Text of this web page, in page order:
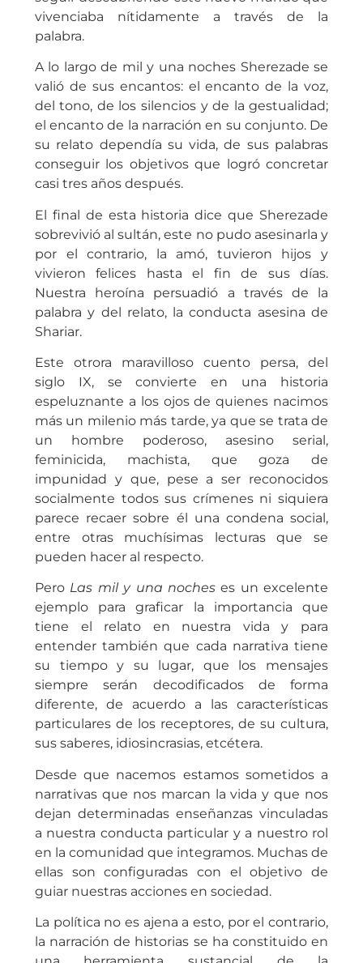
vivenciaba nítidamente a través de la
palabra.
A lo largo de mil y una noches Sherezade se
valió de sus encantos: el encanto de la voz,
del tono, de los silencios y de la gestualidad;
el encanto de la narración en su conjunto. De
su relato dependía su vida, de sus palabras
conseguir los objetivos que logró concretar
casi tres años después.
El final de esta historia dice que Sherezade
sobrevivió al sultán, este no pudo asesinarla y
por el contrario, la amó, tuvieron hijos y
vivieron felices hasta el fin de sus días.
Nuestra heroína persuadió a través de la
palabra y del relato, la conducta asesina de
Shariar.
Este otrora maravilloso cuento persa, del
siglo IX, se convierte en una historia
espeluznante a los ojos de quienes nacimos
más un milenio más tarde, ya que se trata de
un hombre poderoso, asesino serial,
feminicida, machista, que goza de
impunidad y que, pese a ser reconocidos
socialmente todos sus crímenes ni siquiera
parece recaer sobre él una condena social,
entre otras muchísimas lecturas que se
pueden hacer al respecto.
Pero Las mil y una nocheses un excelente
ejemplo para graficar la importancia que
tiene el relato en nuestra vida y para
entender también que cada narrativa tiene
su tiempo y su lugar, que los mensajes
siempre serán decodificados de forma
diferente, de acuerdo a las características
particulares de los receptores, de su cultura,
sus saberes, idiosincrasias, etcétera.
Desde que nacemos estamos sometidos a
narrativas que nos marcan la vida y que nos
dejan determinadas enseñanzas vinculadas
a nuestra conducta particular y a nuestro rol
en la comunidad que integramos. Muchas de
ellas son configuradas con el objetivo de
guiar nuestras acciones en sociedad.
La política no es ajena a esto, por el contrario,
la narración de historias se ha constituido en